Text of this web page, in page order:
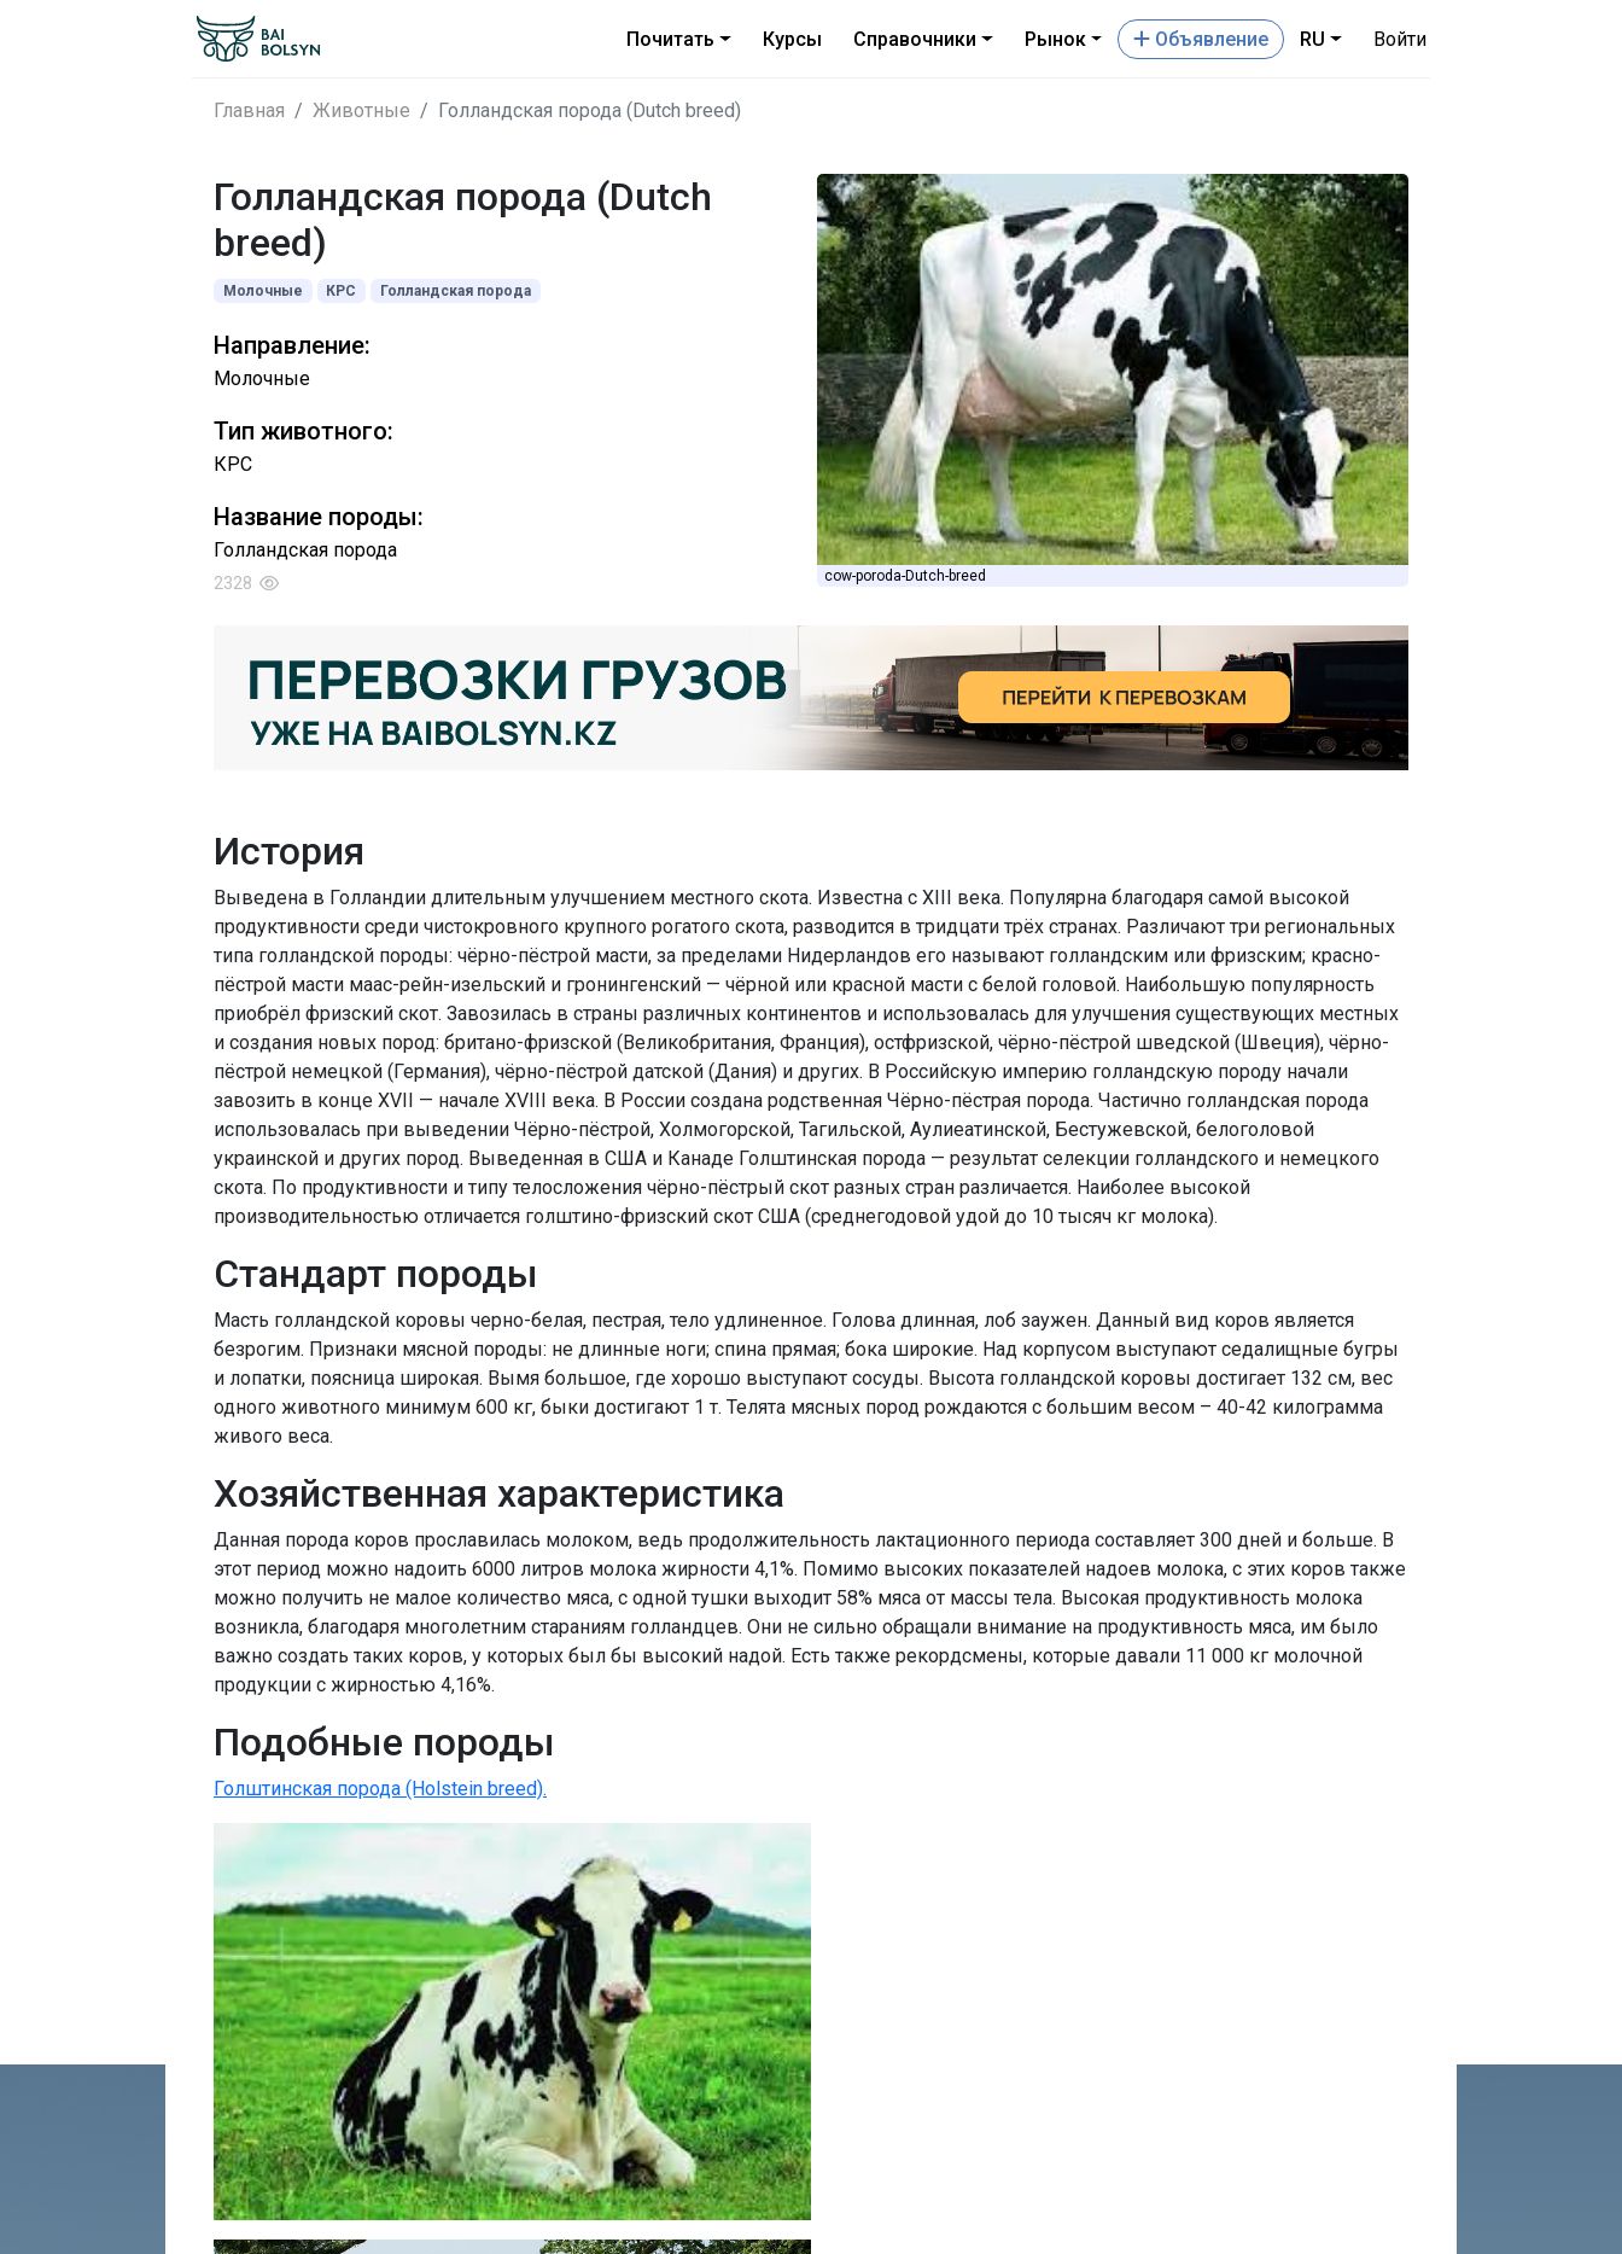
Почитать Курсы Справочники Рынок Oбъявление RU Войти
Главная Животные Голландская порода (Dutch breed)
Голландская порода (Dutch
breed)
Молочные КРС Голландская порода
Направление:
Молочные
Тип животного:
КРС
Название породы:
Голландская порода
2328 cow-poroda-Dutch-breed
История
Выведена в Голландии длительным улучшением местного скота. Известна с XIII века. Популярна благодаря самой высокой
продуктивности среди чистокровного крупного рогатого скота, разводится в тридцати трёх странах. Различают три региональных
типа голландской породы: чёрно-пёстрой масти, за пределами Нидерландов его называют голландским или фризским; красно-
пёстрой масти маас-рейн-изельский и гронингенский — чёрной или красной масти с белой головой. Наибольшую популярность
приобрёл фризский скот. Завозилась в страны различных континентов и использовалась для улучшения существующих местных
и создания новых пород: британо-фризской (Великобритания, Франция), остфризской, чёрно-пёстрой шведской (Швеция), чёрно-
пёстрой немецкой (Германия), чёрно-пёстрой датской (Дания) и других. В Российскую империю голландскую породу начали
завозить в конце XVII — начале XVIII века. В России создана родственная Чёрно-пёстрая порода. Частично голландская порода
использовалась при выведении Чёрно-пёстрой, Холмогорской, Тагильской, Аулиеатинской, Бестужевской, белоголовой
украинской и других пород. Выведенная в США и Канаде Голштинская порода — результат селекции голландского и немецкого
скота. По продуктивности и типу телосложения чёрно-пёстрый скот разных стран различается. Наиболее высокой
производительностью отличается голштино-фризский скот США (среднегодовой удой до 10 тысяч кг молока).
Стандарт породы
Масть голландской коровы черно-белая, пестрая, тело удлиненное. Голова длинная, лоб заужен. Данный вид коров является
безрогим. Признаки мясной породы: не длинные ноги; спина прямая; бока широкие. Над корпусом выступают седалищные бугры
и лопатки, поясница широкая. Вымя большое, где хорошо выступают сосуды. Высота голландской коровы достигает 132 см, вес
одного животного минимум 600 кг, быки достигают 1 т. Телята мясных пород рождаются с большим весом – 40-42 килограмма
живого веса.
Хозяйственная характеристика
Данная порода коров прославилась молоком, ведь продолжительность лактационного периода составляет 300 дней и больше. В
этот период можно надоить 6000 литров молока жирности 4,1%. Помимо высоких показателей надоев молока, с этих коров также
можно получить не малое количество мяса, с одной тушки выходит 58% мяса от массы тела. Высокая продуктивность молока
возникла, благодаря многолетним стараниям голландцев. Они не сильно обращали внимание на продуктивность мяса, им было
важно создать таких коров, у которых был бы высокий надой. Есть также рекордсмены, которые давали 11 000 кг молочной
продукции с жирностью 4,16%.
Подобные породы
Голштинская порода (Holstein breed).